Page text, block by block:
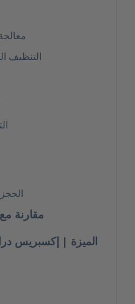
التنظيف
الحجز
مقارنة
الميزة | إكسبريس
Delivery |
Service